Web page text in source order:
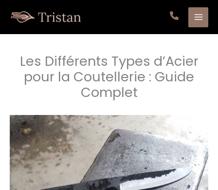
Les Différents Types d’Acier
pour la Coutellerie : Guide
Complet